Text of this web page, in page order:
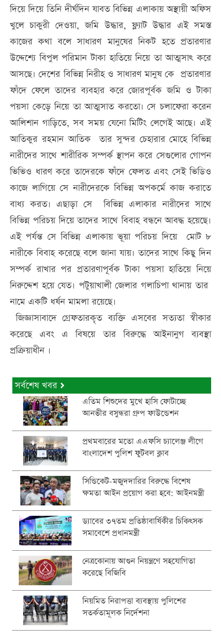
দিয়ে দিয়ে তিনি দীর্ঘদিন যাবত বিভিন্ন এলাকায় অস্থায়ী অফিস
খুলে চাকুরী দেওয়া, জমি উদ্ধার, ফ্ল্যাট উদ্ধার এই সমস্ত
কাজের কথা বলে সাধারণ মানুষের নিকট হতে প্রতারণার
উদ্দেশ্যে বিপুল পরিমান টাকা হাতিয়ে নিয়ে তা আত্মসাৎ করে
আসছে। দেশের বিভিন্ন নিরীহ ও সাধারণ মানুষ কে প্রতারণার
ফাঁদে ফেলে তাদের ব্যবহার করে জোরপূর্বক জমি ও টাকা
পয়সা কেড়ে নিয়ে তা আত্মসাত করতো। সে চলাফেরা করেন
আলিশান গাড়িতে, সব সময় যেনো মিটিং লেগেই আছে। এই
আতিকুর রহমান আতিক তার সুন্দর চেহারার মোহে বিভিন্ন
নারীদের সাথে শারীরিক সম্পর্ক স্থাপন করে সেগুলোর গোপন
ভিভিও ধারণ করে তাদেরকে ফাঁদে ফেলত এবং সেই ভিডিও
কাজে লাগিয়ে সে নারীদেরকে বিভিন্ন অপকর্মে কাজ করাতে
বাধ্য করত। এছাড়া সে বিভিন্ন এলাকার নারীদের সাথে
বিভিন্ন পরিচয় দিয়ে তাদের সাথে বিবাহ বন্ধনে আবদ্ধ হয়েছে।
এই পর্যন্ত সে বিভিন্ন এলাকায় ভূয়া পরিচয় দিয়ে মোট ৮
নারীকে বিবাহ করেছে বলে জানা যায়। তাদের সাথে কিছু দিন
সম্পর্ক রাখার পর প্রতারণাপূর্বক টাকা পয়সা হাতিয়ে নিয়ে
নিরুদ্দেশ হয়ে যেত। পটুয়াখালী জেলার গলাচিপা থানায় তার
নামে একটি ধর্ষন মামলা রয়েছে।
জিজ্ঞাসাবাদে গ্রেফতারকৃত ব্যক্তি এসবের সত্যতা স্বীকার
করেছে এবং এ বিষয়ে তার বিরুদ্ধে আইনানুগ ব্যবস্থা
প্রক্রিয়াধীন ।
সর্বশেষ খবর
এতিম শিশুদের মুখে হাসি ফোটাচ্ছে
আনভীর বসুন্ধরা গ্রুপ ফাউন্ডেশন
প্রথমবারের মতো এএফসি চ্যালেঞ্জ লীগে
বাংলাদেশ পুলিশ ফুটবল ক্লাব
সিন্ডিকেট-মজুদদারির বিরুদ্ধে বিশেষ
ক্ষমতা আইন প্রয়োগ করা হবে: আইনমন্ত্রী
ড্যাবের ৩৭তম প্রতিষ্ঠাবার্ষিকীর চিকিৎসক
সমাবেশে প্রধানমন্ত্রী
নেত্রকোনায় আগুন নিয়ন্ত্রণে সহযোগিতা
করেছে বিজিবি
নিয়মিত নিরাপত্তা ব্যবস্থায় পুলিশের
সতর্কতামূলক নির্দেশনা